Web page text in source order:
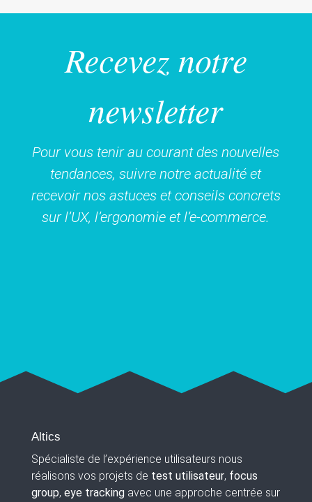
Recevez notre
newsletter
Pour vous tenir au courant des nouvelles
tendances, suivre notre actualité et
recevoir nos astuces et conseils concrets
sur l’UX, l’ergonomie et l’e-commerce.
Altics
Spécialiste de l’expérience utilisateurs nous
réalisons vos projets de test utilisateur, focus
group, eye trackingavec une approche centrée sur